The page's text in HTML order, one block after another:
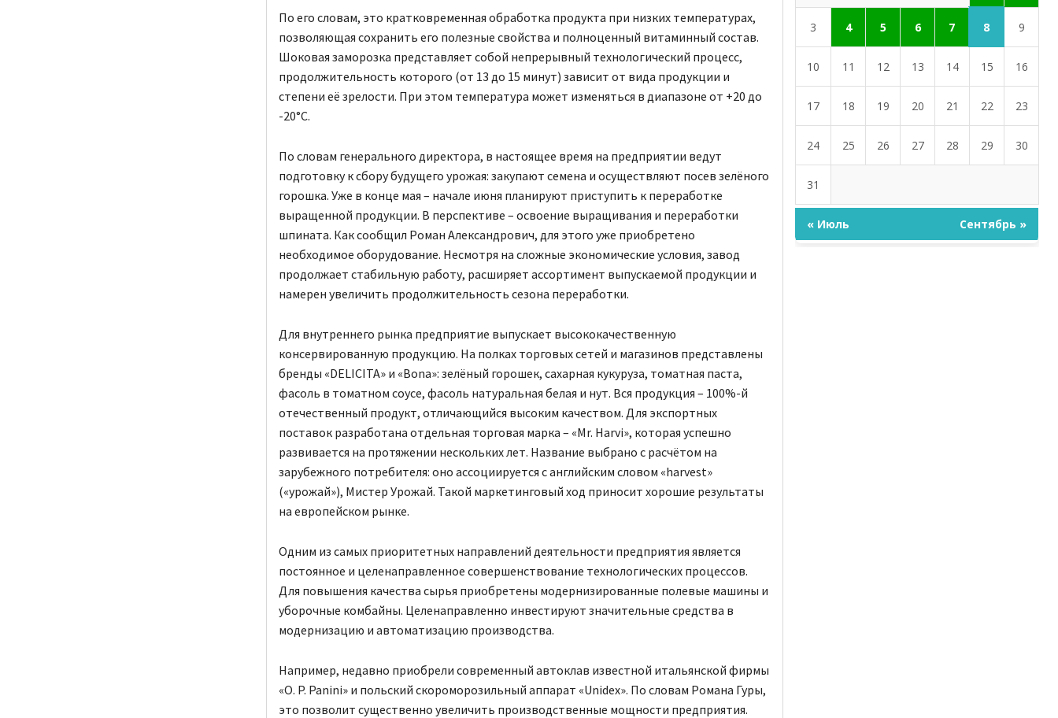
По его словам, это кратковременная обработка продукта при низких температурах,
позволяющая сохранить его полезные свойства и полноценный витаминный состав.
Шоковая заморозка представляет собой непрерывный технологический процесс,
продолжительность которого (от 13 до 15 минут) зависит от вида продукции и
степени её зрелости. При этом температура может изменяться в диапазоне от +20 до
-20°C.
По словам генерального директора, в настоящее время на предприятии ведут
подготовку к сбору будущего урожая: закупают семена и осуществляют посев зелёного
горошка. Уже в конце мая – начале июня планируют приступить к переработке
выращенной продукции. В перспективе – освоение выращивания и переработки
шпината. Как сообщил Роман Александрович, для этого уже приобретено
необходимое оборудование. Несмотря на сложные экономические условия, завод
продолжает стабильную работу, расширяет ассортимент выпускаемой продукции и
намерен увеличить продолжительность сезона переработки.
Для внутреннего рынка предприятие выпускает высококачественную
консервированную продукцию. На полках торговых сетей и магазинов представлены
бренды «DELICITA» и «Bona»: зелёный горошек, сахарная кукуруза, томатная паста,
фасоль в томатном соусе, фасоль натуральная белая и нут. Вся продукция – 100%-й
отечественный продукт, отличающийся высоким качеством. Для экспортных
поставок разработана отдельная торговая марка – «Mr. Harvi», которая успешно
развивается на протяжении нескольких лет. Название выбрано с расчётом на
зарубежного потребителя: оно ассоциируется с английским словом «harvest»
(«урожай»), Мистер Урожай. Такой маркетинговый ход приносит хорошие результаты
на европейском рынке.
Одним из самых приоритетных направлений деятельности предприятия является
постоянное и целенаправленное совершенствование технологических процессов.
Для повышения качества сырья приобретены модернизированные полевые машины и
уборочные комбайны. Целенаправленно инвестируют значительные средства в
модернизацию и автоматизацию производства.
Например, недавно приобрели современный автоклав известной итальянской фирмы
«O. P. Panini» и польский скороморозильный аппарат «Unidex». По словам Романа Гуры,
это позволит существенно увеличить производственные мощности предприятия.
3 4 5 6 7 8 9
10 11 12 13 14 15 16
17 18 19 20 21 22 23
24 25 26 27 28 29 30
31
« Июль Сентябрь »